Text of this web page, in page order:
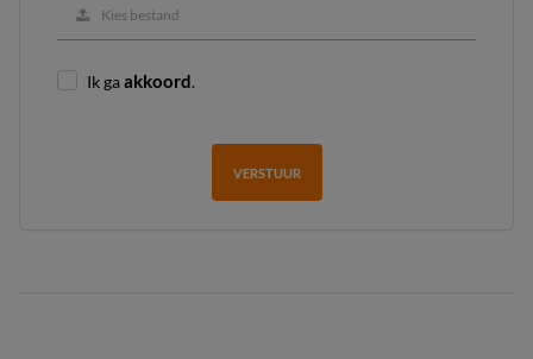
Kies bestand
Ik gaakkoord.
VERSTUUR